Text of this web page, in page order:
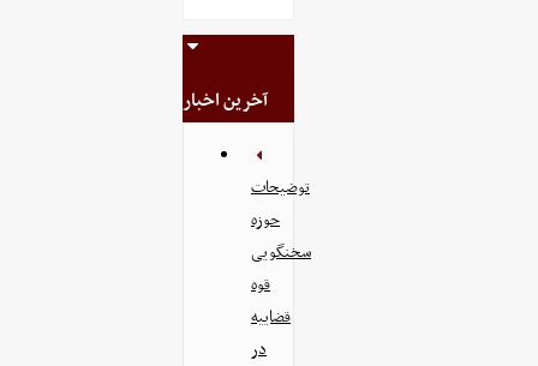
آخرین اخبار
توضیحات
حوزه
سخنگویی
قوه
قضاییه
در